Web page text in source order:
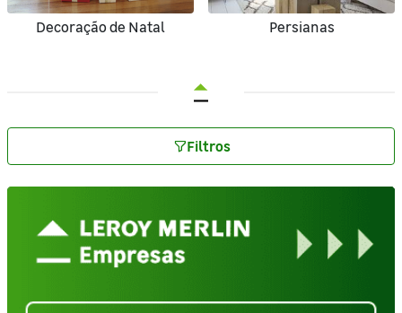
Decoração de Natal Persianas
Filtros